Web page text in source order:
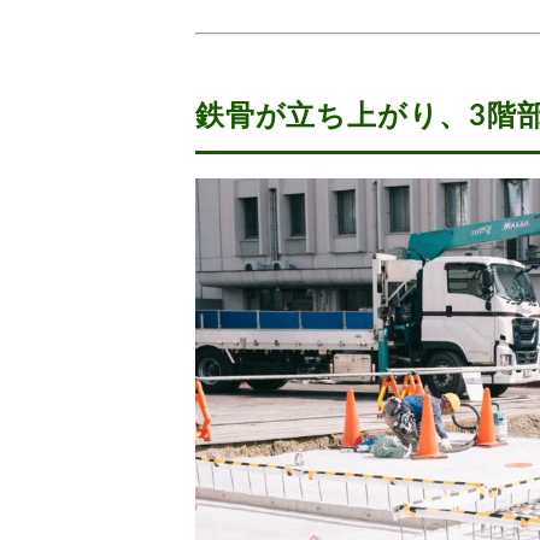
鉄骨が立ち上がり、3階